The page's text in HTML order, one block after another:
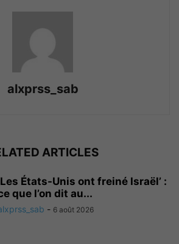
alxprss_sab
ARTICLES
États-Unis ont freiné Israël’ :
que l’on dit au...
- 6 août 2026